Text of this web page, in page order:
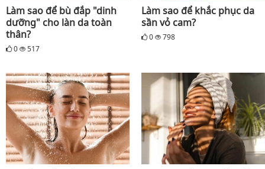
Làm sao để bù đắp "dinh
dưỡng" cho làn da toàn
thân?
0 517
Làm sao để khắc phục da
sần vỏ cam?
0 798